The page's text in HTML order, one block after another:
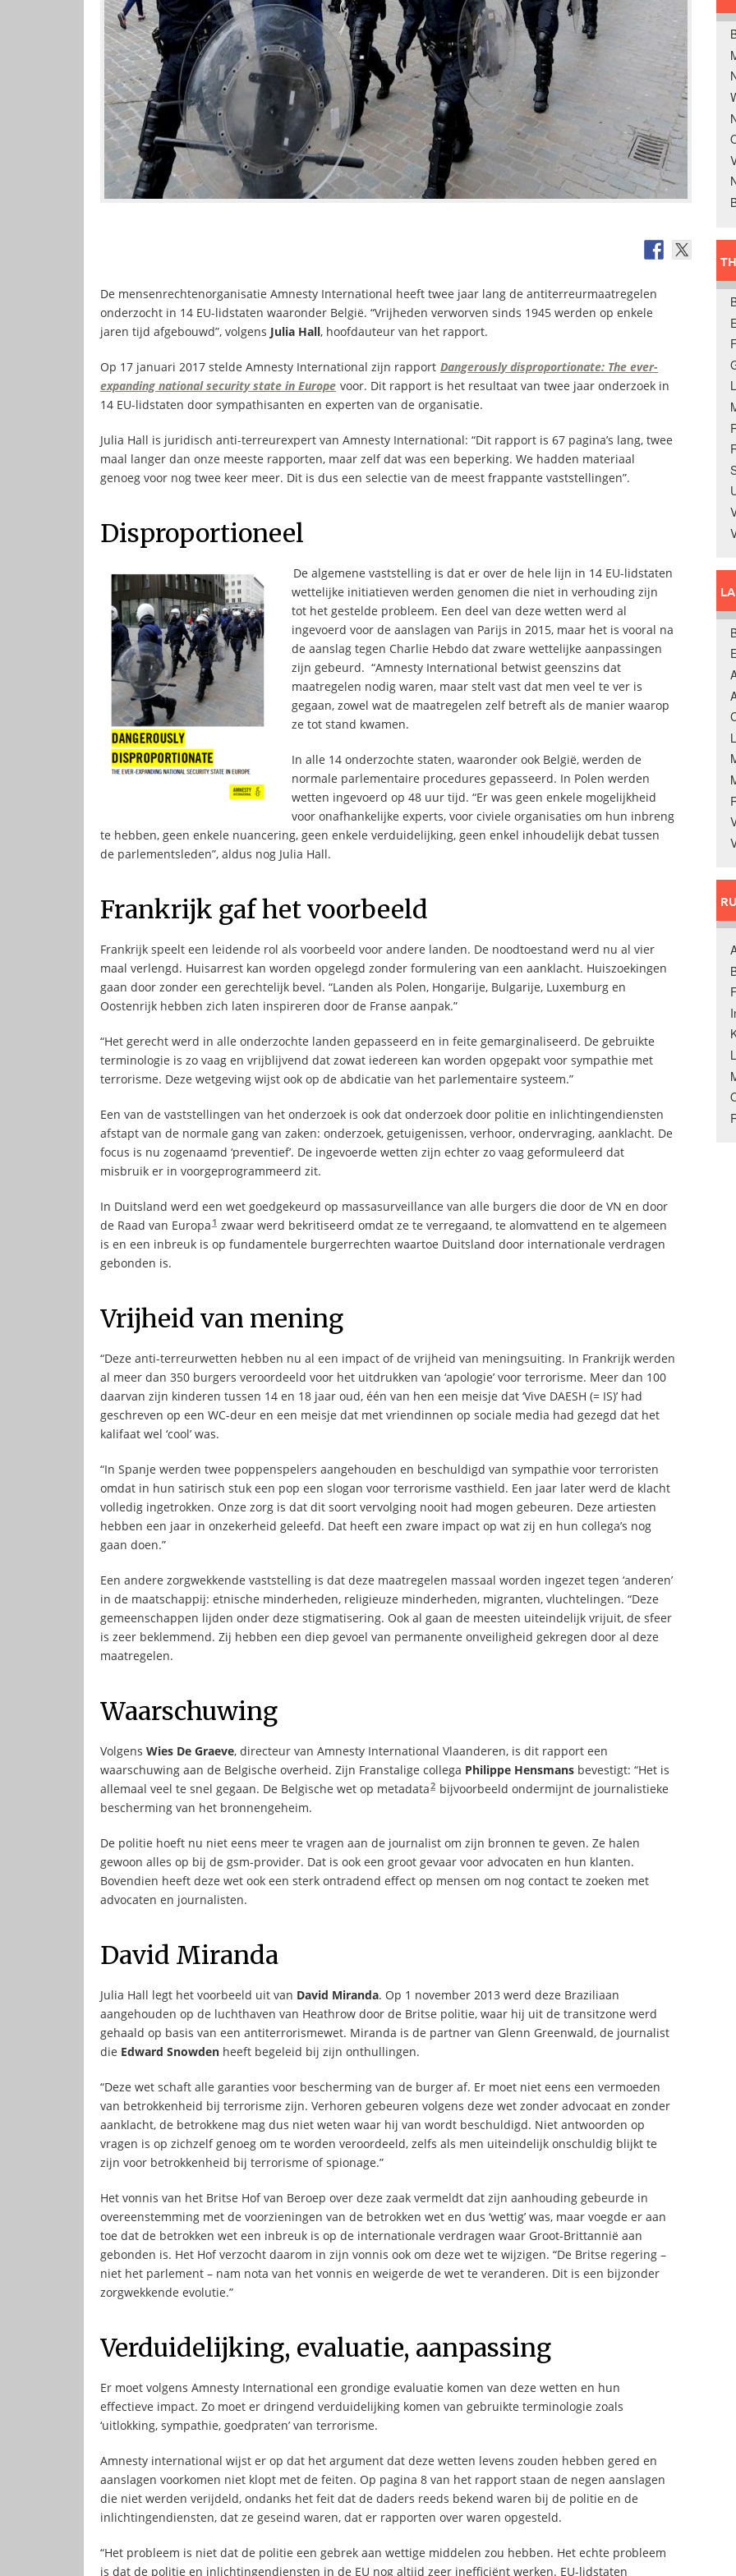
De mensenrechtenorganisatie Amnesty International heeft twee jaar lang de antiterreurmaatregelen
onderzocht in 14 EU-lidstaten waaronder België. “Vrijheden verworven sinds 1945 werden op enkele
jaren tijd afgebouwd”, volgens Julia Hall, hoofdauteur van het rapport.
Op 17 januari 2017 stelde Amnesty International zijn rapport Dangerously disproportionate: The ever-
expanding national security state in Europe voor. Dit rapport is het resultaat van twee jaar onderzoek in
14 EU-lidstaten door sympathisanten en experten van de organisatie.
Julia Hall is juridisch anti-terreurexpert van Amnesty International: “Dit rapport is 67 pagina’s lang, twee
maal langer dan onze meeste rapporten, maar zelf dat was een beperking. We hadden materiaal
genoeg voor nog twee keer meer. Dit is dus een selectie van de meest frappante vaststellingen”.
Disproportioneel
De algemene vaststelling is dat er over de hele lijn in 14 EU-lidstaten
wettelijke initiatieven werden genomen die niet in verhouding zijn
tot het gestelde probleem. Een deel van deze wetten werd al
ingevoerd voor de aanslagen van Parijs in 2015, maar het is vooral na
de aanslag tegen Charlie Hebdo dat zware wettelijke aanpassingen
zijn gebeurd. “Amnesty International betwist geenszins dat
maatregelen nodig waren, maar stelt vast dat men veel te ver is
gegaan, zowel wat de maatregelen zelf betreft als de manier waarop
ze tot stand kwamen.
In alle 14 onderzochte staten, waaronder ook België, werden de
normale parlementaire procedures gepasseerd. In Polen werden
wetten ingevoerd op 48 uur tijd. “Er was geen enkele mogelijkheid
voor onafhankelijke experts, voor civiele organisaties om hun inbreng
te hebben, geen enkele nuancering, geen enkele verduidelijking, geen enkel inhoudelijk debat tussen
de parlementsleden”, aldus nog Julia Hall.
Frankrijk gaf het voorbeeld
Frankrijk speelt een leidende rol als voorbeeld voor andere landen. De noodtoestand werd nu al vier
maal verlengd. Huisarrest kan worden opgelegd zonder formulering van een aanklacht. Huiszoekingen
gaan door zonder een gerechtelijk bevel. “Landen als Polen, Hongarije, Bulgarije, Luxemburg en
Oostenrijk hebben zich laten inspireren door de Franse aanpak.”
“Het gerecht werd in alle onderzochte landen gepasseerd en in feite gemarginaliseerd. De gebruikte
terminologie is zo vaag en vrijblijvend dat zowat iedereen kan worden opgepakt voor sympathie met
terrorisme. Deze wetgeving wijst ook op de abdicatie van het parlementaire systeem.”
Een van de vaststellingen van het onderzoek is ook dat onderzoek door politie en inlichtingendiensten
afstapt van de normale gang van zaken: onderzoek, getuigenissen, verhoor, ondervraging, aanklacht. De
focus is nu zogenaamd ‘preventief’. De ingevoerde wetten zijn echter zo vaag geformuleerd dat
misbruik er in voorgeprogrammeerd zit.
In Duitsland werd een wet goedgekeurd op massasurveillance van alle burgers die door de VN en door
de Raad van Europa 1 zwaar werd bekritiseerd omdat ze te verregaand, te alomvattend en te algemeen
is en een inbreuk is op fundamentele burgerrechten waartoe Duitsland door internationale verdragen
gebonden is.
Vrijheid van mening
“Deze anti-terreurwetten hebben nu al een impact of de vrijheid van meningsuiting. In Frankrijk werden
al meer dan 350 burgers veroordeeld voor het uitdrukken van ‘apologie’ voor terrorisme. Meer dan 100
daarvan zijn kinderen tussen 14 en 18 jaar oud, één van hen een meisje dat ‘Vive DAESH (= IS)’ had
geschreven op een WC-deur en een meisje dat met vriendinnen op sociale media had gezegd dat het
kalifaat wel ‘cool’ was.
“In Spanje werden twee poppenspelers aangehouden en beschuldigd van sympathie voor terroristen
omdat in hun satirisch stuk een pop een slogan voor terrorisme vasthield. Een jaar later werd de klacht
volledig ingetrokken. Onze zorg is dat dit soort vervolging nooit had mogen gebeuren. Deze artiesten
hebben een jaar in onzekerheid geleefd. Dat heeft een zware impact op wat zij en hun collega’s nog
gaan doen.”
Een andere zorgwekkende vaststelling is dat deze maatregelen massaal worden ingezet tegen ‘anderen’
in de maatschappij: etnische minderheden, religieuze minderheden, migranten, vluchtelingen. “Deze
gemeenschappen lijden onder deze stigmatisering. Ook al gaan de meesten uiteindelijk vrijuit, de sfeer
is zeer beklemmend. Zij hebben een diep gevoel van permanente onveiligheid gekregen door al deze
maatregelen.
Waarschuwing
Volgens Wies De Graeve, directeur van Amnesty International Vlaanderen, is dit rapport een
waarschuwing aan de Belgische overheid. Zijn Franstalige collega Philippe Hensmans bevestigt: “Het is
allemaal veel te snel gegaan. De Belgische wet op metadata2 bijvoorbeeld ondermijnt de journalistieke
bescherming van het bronnengeheim.
De politie hoeft nu niet eens meer te vragen aan de journalist om zijn bronnen te geven. Ze halen
gewoon alles op bij de gsm-provider. Dat is ook een groot gevaar voor advocaten en hun klanten.
Bovendien heeft deze wet ook een sterk ontradend effect op mensen om nog contact te zoeken met
advocaten en journalisten.
David Miranda
Julia Hall legt het voorbeeld uit van David Miranda. Op 1 november 2013 werd deze Braziliaan
aangehouden op de luchthaven van Heathrow door de Britse politie, waar hij uit de transitzone werd
gehaald op basis van een antiterrorismewet. Miranda is de partner van Glenn Greenwald, de journalist
die Edward Snowden heeft begeleid bij zijn onthullingen.
“Deze wet schaft alle garanties voor bescherming van de burger af. Er moet niet eens een vermoeden
van betrokkenheid bij terrorisme zijn. Verhoren gebeuren volgens deze wet zonder advocaat en zonder
aanklacht, de betrokkene mag dus niet weten waar hij van wordt beschuldigd. Niet antwoorden op
vragen is op zichzelf genoeg om te worden veroordeeld, zelfs als men uiteindelijk onschuldig blijkt te
zijn voor betrokkenheid bij terrorisme of spionage.”
Het vonnis van het Britse Hof van Beroep over deze zaak vermeldt dat zijn aanhouding gebeurde in
overeenstemming met de voorzieningen van de betrokken wet en dus ‘wettig’ was, maar voegde er aan
toe dat de betrokken wet een inbreuk is op de internationale verdragen waar Groot-Brittannië aan
gebonden is. Het Hof verzocht daarom in zijn vonnis ook om deze wet te wijzigen. “De Britse regering –
niet het parlement – nam nota van het vonnis en weigerde de wet te veranderen. Dit is een bijzonder
zorgwekkende evolutie.”
Verduidelijking, evaluatie, aanpassing
Er moet volgens Amnesty International een grondige evaluatie komen van deze wetten en hun
effectieve impact. Zo moet er dringend verduidelijking komen van gebruikte terminologie zoals
‘uitlokking, sympathie, goedpraten’ van terrorisme.
Amnesty international wijst er op dat het argument dat deze wetten levens zouden hebben gered en
aanslagen voorkomen niet klopt met de feiten. Op pagina 8 van het rapport staan de negen aanslagen
die niet werden verijdeld, ondanks het feit dat de daders reeds bekend waren bij de politie en de
inlichtingendiensten, dat ze geseind waren, dat er rapporten over waren opgesteld.
“Het probleem is niet dat de politie een gebrek aan wettige middelen zou hebben. Het echte probleem
is dat de politie en inlichtingendiensten in de EU nog altijd zeer inefficiënt werken. EU-lidstaten